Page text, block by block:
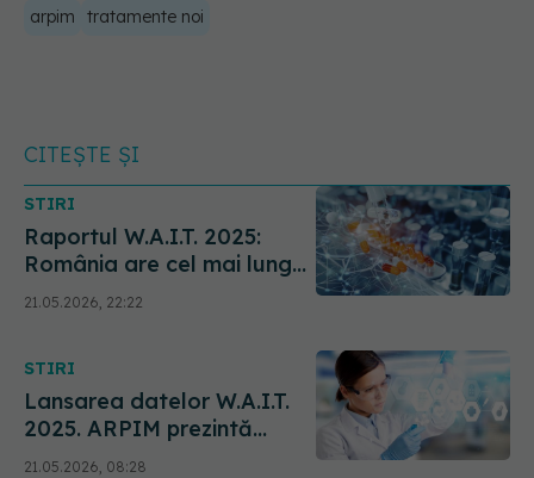
arpim tratamente noi
CITEȘTE ȘI
STIRI
Raportul W.A.I.T. 2025:
România are cel mai lung
timp de așteptare din UE
pentru medicamente noi.
21.05.2026, 22:22
STIRI
Lansarea datelor W.A.I.T.
2025. ARPIM prezintă
raportul ”Patients W.A.I.T.
21.05.2026, 08:28